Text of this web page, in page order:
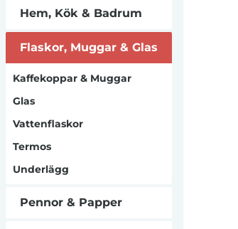
Hem, Kök & Badrum
Flaskor, Muggar & Glas
Kaffekoppar & Muggar
Glas
Vattenflaskor
Termos
Underlägg
Pennor & Papper